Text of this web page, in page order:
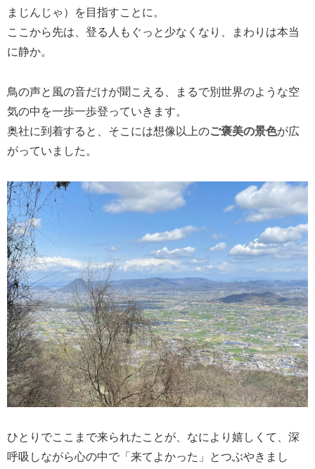
まじんじゃ）を目指すことに。
ここから先は、登る人もぐっと少なくなり、まわりは本当
に静か。
鳥の声と風の音だけが聞こえる、まるで別世界のような空
気の中を一歩一歩登っていきます。
奥社に到着すると、そこには想像以上のご褒美の景色が広
がっていました。
ひとりでここまで来られたことが、なにより嬉しくて、深
呼吸しながら心の中で「来てよかった」とつぶやきまし